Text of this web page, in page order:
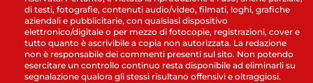
di testi, fotografie, contenuti audio/video, filmati, loghi, grafiche
aziendali e pubblicitarie, con qualsiasi dispositivo
elettronico/digitale o per mezzo di fotocopie, registrazioni, cover e
tutto quanto è ascrivibile a copia non autorizzata. La redazione
non è responsabile dei commenti presenti sul sito. Non potendo
esercitare un controllo continuo resta disponibile ad eliminarli su
segnalazione qualora gli stessi risultano offensivi e oltraggiosi.